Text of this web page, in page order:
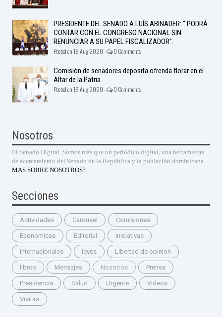
PRESIDENTE DEL SENADO A LUÍS ABINADER: “ PODRÁ
CONTAR CON EL CONGRESO NACIONAL SIN
RENUNCIAR A SU PAPEL FISCALIZADOR”.
Posted on 18 Aug 2020 - 0 Comments
Comisión de senadores deposita ofrenda florar en el
Altar de la Patria
Posted on 18 Aug 2020 - 0 Comments
Nosotros
El Senado Digital. Somos más que un periódico digital, una herramienta
de acercamiento del Senado de la República y la población dominicana.
MAS SOBRE NOSOTROS?
Secciones
Actividades Carousel Comisiones
Economicas Editorial Iniciativas
Internacionales leyes Libertad de opinion
libros Mensajes Nosotros Prensa
Presidencia Salud Urgente Videos
Visitas